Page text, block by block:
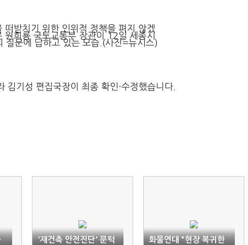
떠받치기 위한 인위적 정책을 펴지 않겠
원희룡 국토교통부 장관이 12일 세종시
질문에 답하고 있는 모습.(사진=뉴시스)
기성 편집국장이 최종 확인·수정했습니다.
'재건축 안전진단' 문턱
화물연대 "현장 복귀한